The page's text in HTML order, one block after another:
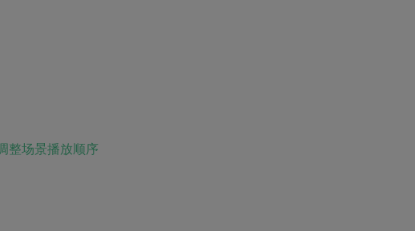
整场景播放顺序